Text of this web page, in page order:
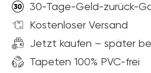
30-Tage-Geld-zurück-
Kostenloser Versand
Jetzt kaufen – später
Tapeten 100% PVC-frei